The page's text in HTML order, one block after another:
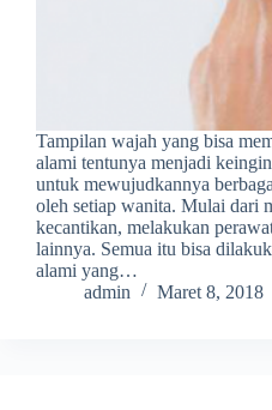
Tampilan wajah yang bisa
alami tentunya menjadi
untuk mewujudkannya
oleh setiap wanita. Mulai dari
kecantikan, melakukan
lainnya. Semua itu bisa
alami yang…
admin
Maret 8, 2018